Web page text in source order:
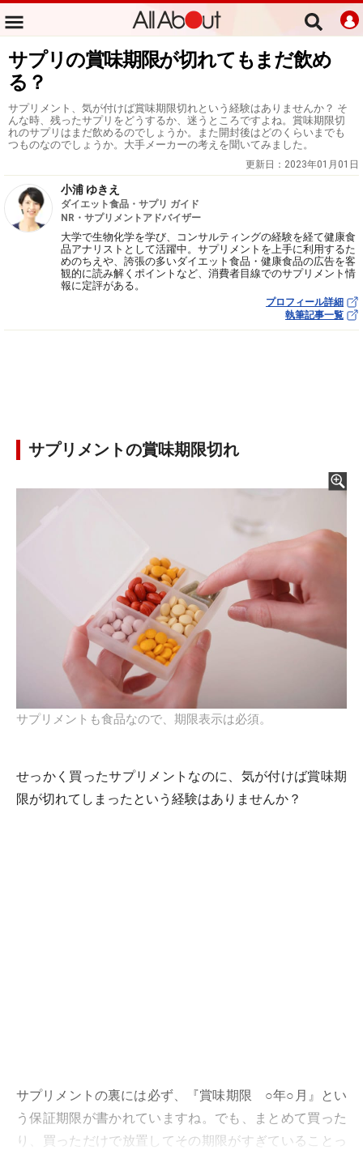
サプリの賞味期限が切れてもまだ飲め
る？
サプリメント、気が付けば賞味期限切れという経験はありませんか？ そ
んな時、残ったサプリをどうするか、迷うところですよね。賞味期限切
れのサプリはまだ飲めるのでしょうか。また開封後はどのくらいまでも
つものなのでしょうか。大手メーカーの考えを聞いてみました。
更新日： 2023年01月01日
小浦 ゆきえ
ダイエット食品・サプリ ガイド
NR・サプリメントアドバイザー
大学で生物化学を学び、コンサルティングの経験を経て健康食
品アナリストとして活躍中。サプリメントを上手に利用するた
めのちえや、誇張の多いダイエット食品・健康食品の広告を客
観的に読み解くポイントなど、消費者目線でのサプリメント情
報に定評がある。
プロフィール詳細
執筆記事一覧
サプリメントの賞味期限切れ
サプリメントも食品なので、期限表示は必須。
せっかく買ったサプリメントなのに、気が付けば賞味期
限が切れてしまったという経験はありませんか？
サプリメントの裏には必ず、『賞味期限 ○年○月』とい
う保証期限が書かれていますね。でも、まとめて買った
り、買っただけで放置してその期限がすぎていることっ